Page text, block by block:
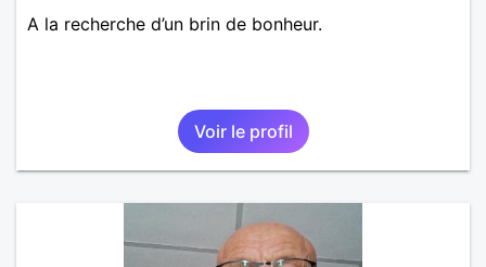
A la recherche d’un brin de bonheur.
Voir le profil